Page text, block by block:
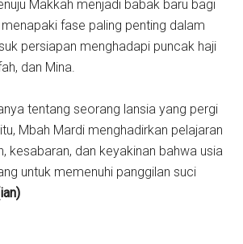
Makkah menjadi babak baru bagi
fase paling penting dalam
persiapan menghadapi puncak haji
dan Mina.
tentang seorang lansia yang pergi
Mbah Mardi menghadirkan pelajaran
kesabaran, dan keyakinan bahwa usia
untuk memenuhi panggilan suci